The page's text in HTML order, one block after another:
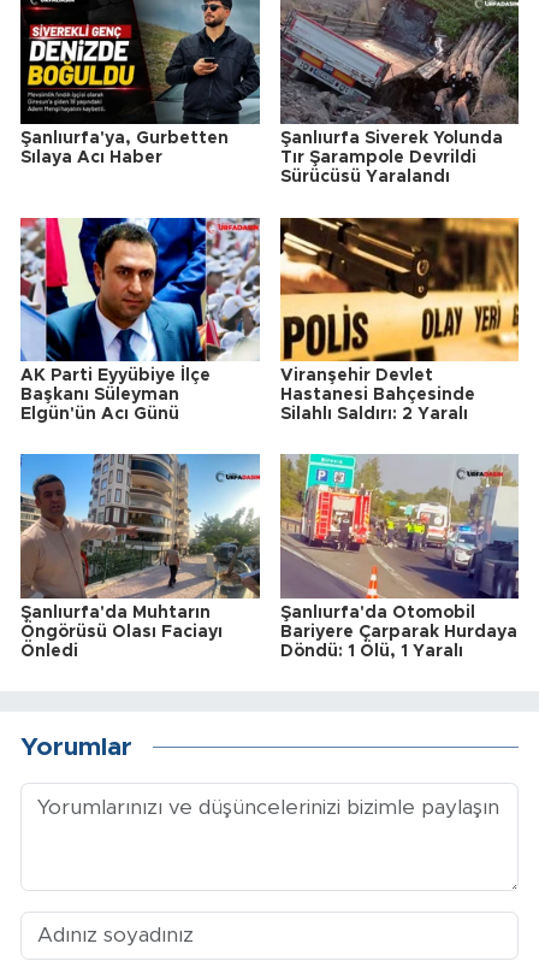
Şanlıurfa'ya, Gurbetten
Sılaya Acı Haber
Şanlıurfa Siverek Yolunda
Tır Şarampole Devrildi
Sürücüsü Yaralandı
AK Parti Eyyübiye İlçe
Başkanı Süleyman
Elgün'ün Acı Günü
Viranşehir Devlet
Hastanesi Bahçesinde
Silahlı Saldırı: 2 Yaralı
Şanlıurfa'da Muhtarın
Öngörüsü Olası Faciayı
Önledi
Şanlıurfa'da Otomobil
Bariyere Çarparak Hurdaya
Döndü: 1 Ölü, 1 Yaralı
Yorumlar